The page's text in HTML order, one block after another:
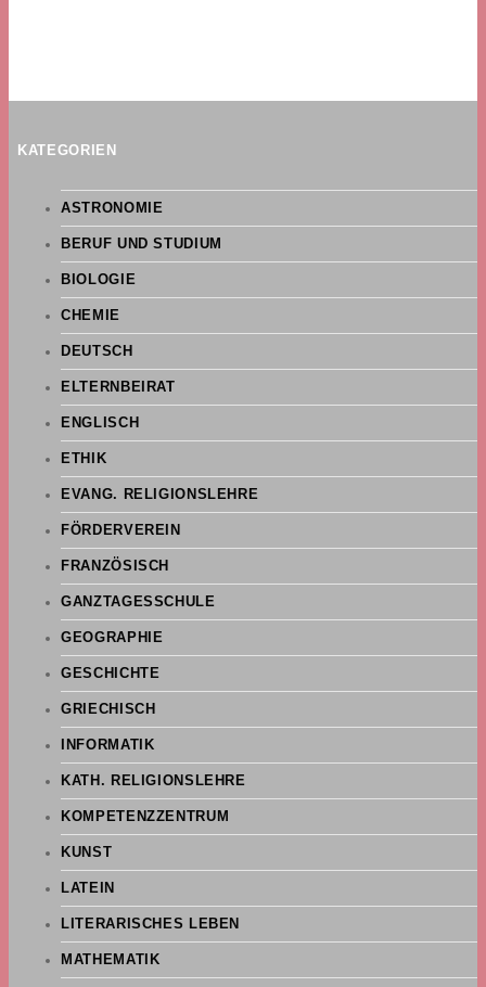
KATEGORIEN
ASTRONOMIE
BERUF UND STUDIUM
BIOLOGIE
CHEMIE
DEUTSCH
ELTERNBEIRAT
ENGLISCH
ETHIK
EVANG. RELIGIONSLEHRE
FÖRDERVEREIN
FRANZÖSISCH
GANZTAGESSCHULE
GEOGRAPHIE
GESCHICHTE
GRIECHISCH
INFORMATIK
KATH. RELIGIONSLEHRE
KOMPETENZZENTRUM
KUNST
LATEIN
LITERARISCHES LEBEN
MATHEMATIK